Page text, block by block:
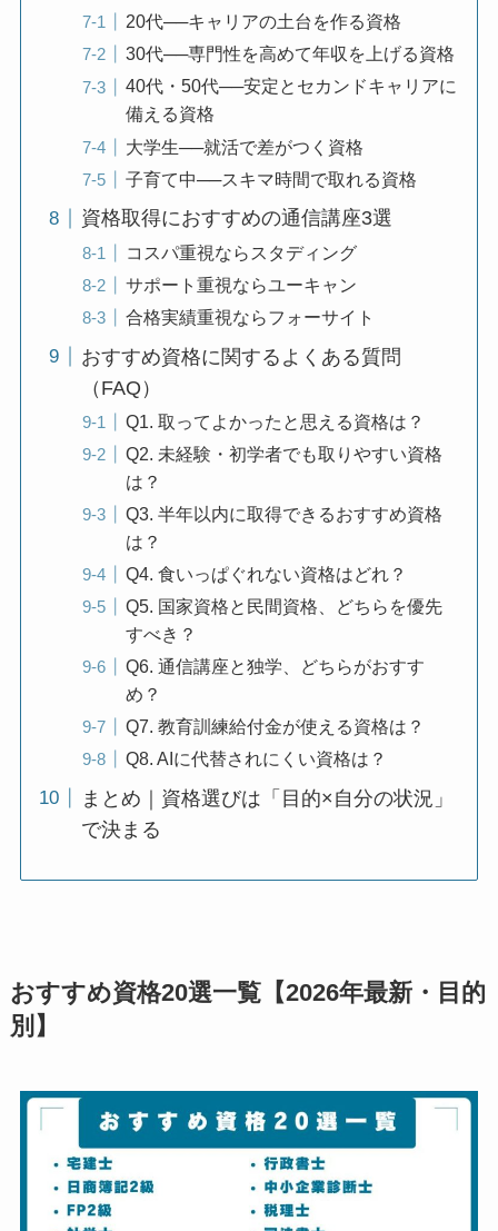
20代──キャリアの土台を作る資格
30代──専門性を高めて年収を上げる資格
40代・50代──安定とセカンドキャリアに
備える資格
大学生──就活で差がつく資格
子育て中──スキマ時間で取れる資格
資格取得におすすめの通信講座3選
コスパ重視ならスタディング
サポート重視ならユーキャン
合格実績重視ならフォーサイト
おすすめ資格に関するよくある質問
（FAQ）
Q1. 取ってよかったと思える資格は？
Q2. 未経験・初学者でも取りやすい資格
は？
Q3. 半年以内に取得できるおすすめ資格
は？
Q4. 食いっぱぐれない資格はどれ？
Q5. 国家資格と民間資格、どちらを優先
すべき？
Q6. 通信講座と独学、どちらがおすす
め？
Q7. 教育訓練給付金が使える資格は？
Q8. AIに代替されにくい資格は？
まとめ｜資格選びは「目的×自分の状況」
で決まる
おすすめ資格20選一覧【2026年最新・目的
別】